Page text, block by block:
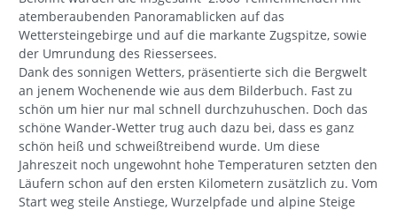
atemberaubenden Panoramablicken auf das
Wettersteingebirge und auf die markante Zugspitze, sowie
der Umrundung des Riessersees.
Dank des sonnigen Wetters, präsentierte sich die Bergwelt
an jenem Wochenende wie aus dem Bilderbuch. Fast zu
schön um hier nur mal schnell durchzuhuschen. Doch das
schöne Wander-Wetter trug auch dazu bei, dass es ganz
schön heiß und schweißtreibend wurde. Um diese
Jahreszeit noch ungewohnt hohe Temperaturen setzten den
Läufern schon auf den ersten Kilometern zusätzlich zu. Vom
Start weg steile Anstiege, Wurzelpfade und alpine Steige